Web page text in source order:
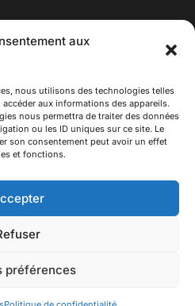
aux
nous utilisons des technologies telles
aux informations des appareils.
nous permettra de traiter des données
ou les ID uniques sur ce site. Le
son consentement peut avoir un effet
et fonctions.
préférences
06 40